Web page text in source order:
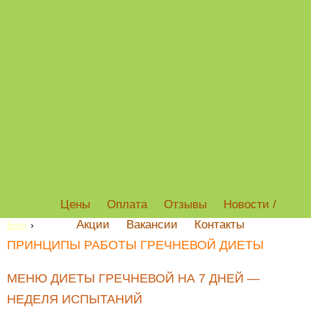
Цены Оплата Отзывы
Новости /
Акции
Вакансии Контакты
Блог ›
ПРИНЦИПЫ РАБОТЫ ГРЕЧНЕВОЙ ДИЕТЫ
МЕНЮ ДИЕТЫ ГРЕЧНЕВОЙ НА 7 ДНЕЙ —
НЕДЕЛЯ ИСПЫТАНИЙ